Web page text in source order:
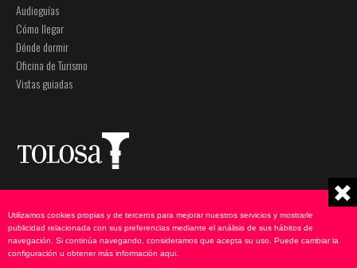
Audioguías
Cómo llegar
Dónde dormir
Oficina de Turismo
Vistas guiadas
Plaza Zaharra 6Aaa
20400 Tolosa, Gipuzkoa
943 69 75 00
udate@tolosa.eus
Nota legal
Política de privacidad
Política de cookies
Utilizamos cookies propias y de terceros para mejorar nuestros servicios y mostrarle
publicidad relacionada con sus preferencias mediante el análisis de sus hábitos de
navegación. Si continúa navegando, consideramos que acepta su uso. Puede cambiar la
configuración u obtener más información aqui.